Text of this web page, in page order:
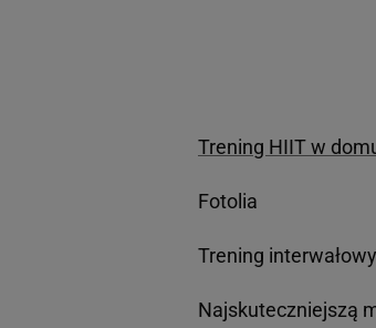
Trening HIIT w
Fotolia
Trening
Najskuteczniejszą